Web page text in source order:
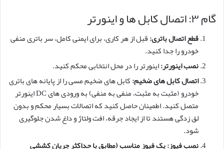
گام ۳: اتصال کابل ها و اینورتر
قطع اتصال باتری:قبل از هر کاری، برای ایمنی کامل، سر باتری منفی
خودرو را جدا کنید.
نصب اینورتر:اینورتر را در محل انتخابی محکم کنید.
اتصال کابل های ضخیم:کابل های ضخیم مسی را از پایانه های باتری
خودرو (مثبت به مثبت، منفی به منفی) به ورودی های DC اینورتر
متصل کنید. اطمینان حاصل کنید که اتصالات بسیار محکم و بدون
لق زدگی هستند تا از ایجاد جرقه، افت ولتاژ و داغ شدن جلوگیری
شود.
نصب فیوز:یک فیوز مناسب (مطابق با حداکثر جریان کششی